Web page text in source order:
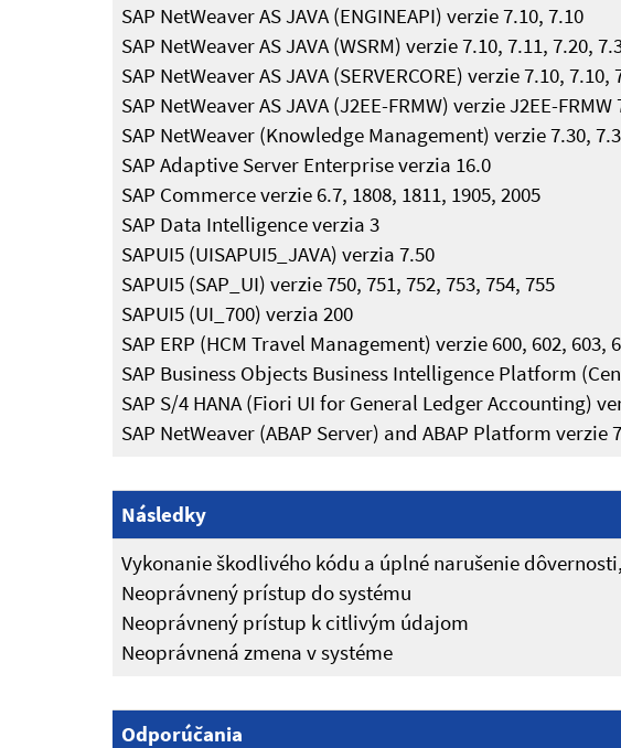
SAP NetWeaver AS JAVA (ENGINEAPI) verzie 7.10, 7.10
SAP NetWeaver AS JAVA (WSRM) verzie 7.10, 7.11, 7.20,
SAP NetWeaver AS JAVA (SERVERCORE) verzie 7.10, 7.10,
SAP NetWeaver AS JAVA (J2EE-FRMW) verzie J2EE-FRMW
SAP NetWeaver (Knowledge Management) verzie 7.30,
SAP Adaptive Server Enterprise verzia 16.0
SAP Commerce verzie 6.7, 1808, 1811, 1905, 2005
SAP Data Intelligence verzia 3
SAPUI5 (UISAPUI5_JAVA) verzia 7.50
SAPUI5 (SAP_UI) verzie 750, 751, 752, 753, 754, 755
SAPUI5 (UI_700) verzia 200
SAP ERP (HCM Travel Management) verzie 600, 602, 603,
SAP Business Objects Business Intelligence Platform
SAP S/4 HANA (Fiori UI for General Ledger Accounting)
SAP NetWeaver (ABAP Server) and ABAP Platform verzie
Následky
Vykonanie škodlivého kódu a úplné narušenie
Neoprávnený prístup do systému
Neoprávnený prístup k citlivým údajom
Neoprávnená zmena v systéme
Odporúčania